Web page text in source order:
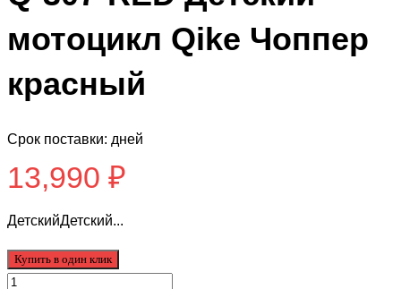
мотоцикл Qike Чоппер
красный
Срок поставки: дней
13,990 ₽
ДетскийДетский...
Купить в один клик
Количество